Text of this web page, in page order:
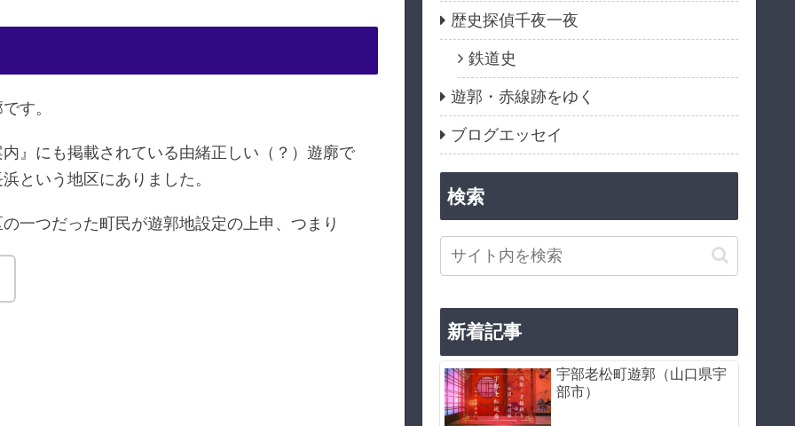
す。
』にも掲載されている由緒正しい（？）遊廓で
という地区にありました。
一つだった町民が遊郭地設定の上申、つまり
歴史探偵千夜一夜
鉄道史
遊郭・赤線跡をゆく
ブログエッセイ
検索
新着記事
宇部老松町遊郭（山口県宇
部市）